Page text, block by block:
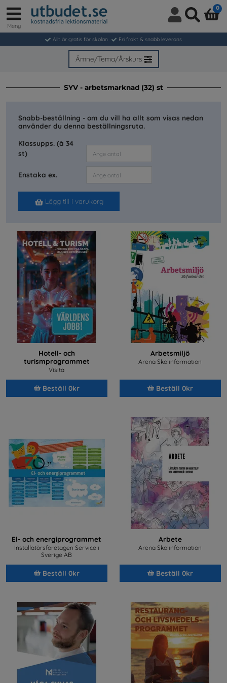
in
/
Meny
0
Allt är gratis för skolan Fri frakt & snabb leverans
Ämne/Tema/Årskurs
SYV - arbetsmarknad (32) st
Snabb-beställning - om du vill ha allt som visas nedan
använder du denna beställningsruta.
Klassupps. (à 34
st)
Enstaka ex.
Lägg till i varukorg
Hotell- och
turismprogrammet
Visita
Beställ 0kr
Arbetsmiljö
Arena Skolinformation
Beställ 0kr
El- och energiprogrammet
Installatörsföretagen Service i
Sverige AB
Beställ 0kr
Arbete
Arena Skolinformation
Beställ 0kr